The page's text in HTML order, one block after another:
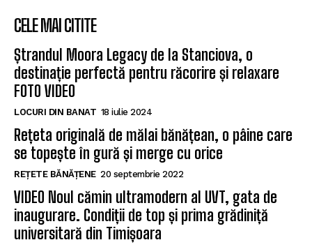
CELE MAI CITITE
Ștrandul Moora Legacy de la Stanciova, o
destinație perfectă pentru răcorire și relaxare
FOTO VIDEO
LOCURI DIN BANAT 18 iulie 2024
Rețeta originală de mălai bănățean, o pâine care
se topește în gură și merge cu orice
REȚETE BĂNĂȚENE 20 septembrie 2022
VIDEO Noul cămin ultramodern al UVT, gata de
inaugurare. Condiții de top și prima grădiniță
universitară din Timișoara